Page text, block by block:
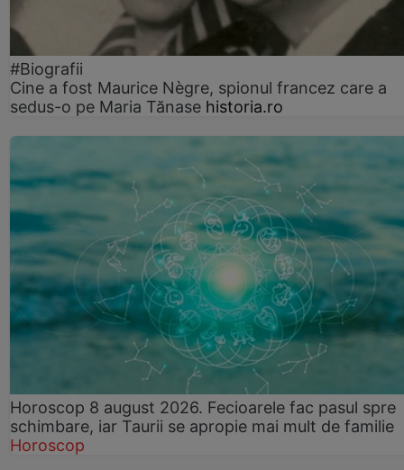
#Biografii
Cine a fost Maurice Nègre, spionul francez care a
sedus-o pe Maria Tănase historia.ro
Horoscop 8 august 2026. Fecioarele fac pasul spre
schimbare, iar Taurii se apropie mai mult de familie
Horoscop